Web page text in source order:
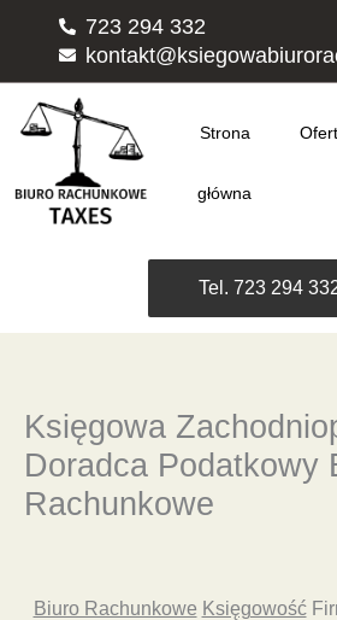
723 294 332
Strona
główna
Tel. 723 294
Księgowa
Doradca Podatkowy
Rachunkowe
Biuro Rachunkowe Księgowość